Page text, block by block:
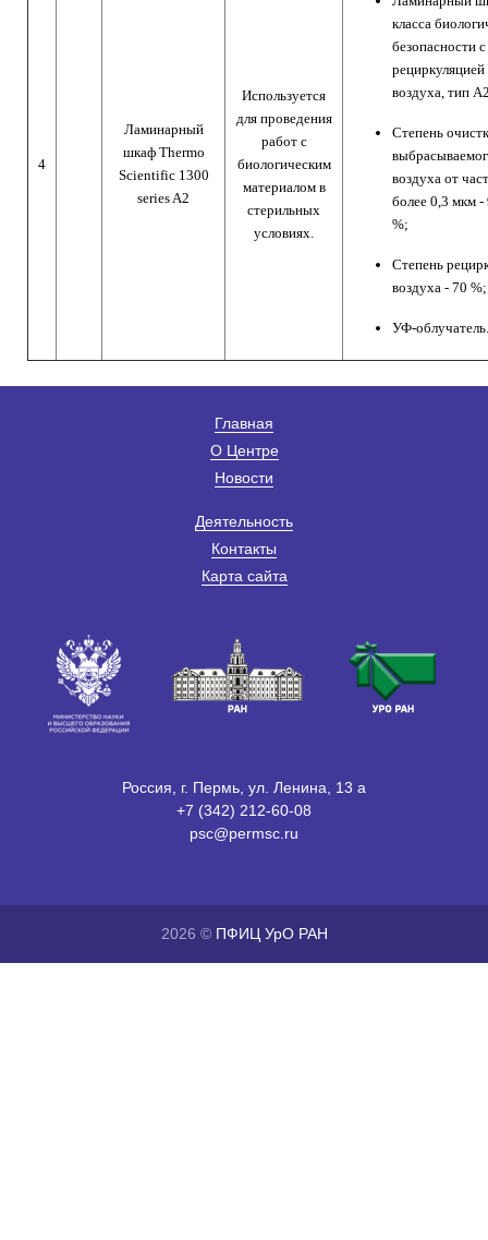
4
Ламинарный
шкафThermo
Scientific 1300
series A2
Используется
для проведения
работ с
биологическим
материалом в
стерильных
условиях.
класса
безопасности с
рециркуляцией
воздуха, тип A
Степень
воздуха от
более 0,3 мкм -
%;
Cтепень
воздуха - 70 %;
УФ-облучатель
Главная
О Центре
Новости
Деятельность
Контакты
Карта сайта
Россия, г. Пермь, ул. Ленина, 13 а
+7 (342) 212-60-08
psc@permsc.ru
2026 © ПФИЦ УрО РАН